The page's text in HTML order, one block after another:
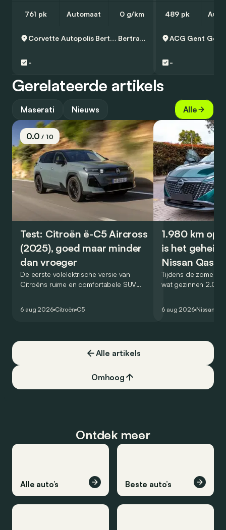
761 pk Automaat 0 g/km
Corvette Autopolis Bertrange Bertrange
-
489 pk
ACG Gent Gent
-
Gerelateerde artikels
Maserati Nieuws Alle
0.0/ 10
Test: Citroën ë-C5 Aircross
(2025), goed maar minder
dan vroeger
De eerste volelektrische versie van
Citroëns ruime en comfortabele SUV
dat ook gelukt?
6 aug 2026 Citroën C5
1.980 km op
is het
Nissan
Tijdens de
wat gezinnen
één tankstation of
6 aug 2026 Nissan
Alle artikels
Omhoog
Ontdek meer
Alle auto’s Beste auto’s